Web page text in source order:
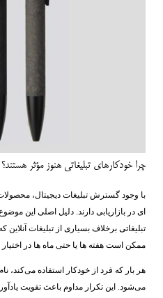
چرا خودکارهای تبلیغاتی هنوز مؤثر هستند؟
با وجود گسترش تبلیغات دیجیتال،
‌ای در بازاریابی دارند. دلیل اصلی این
تبلیغاتی برخلاف بسیاری از تبلیغات آنلاین
ممکن است هفته ‌ها یا حتی ماه‌ ها در
هر بار که فرد از خودکار استفاده می‌کند،
می‌شود. این تکرار مداوم باعث تقویت